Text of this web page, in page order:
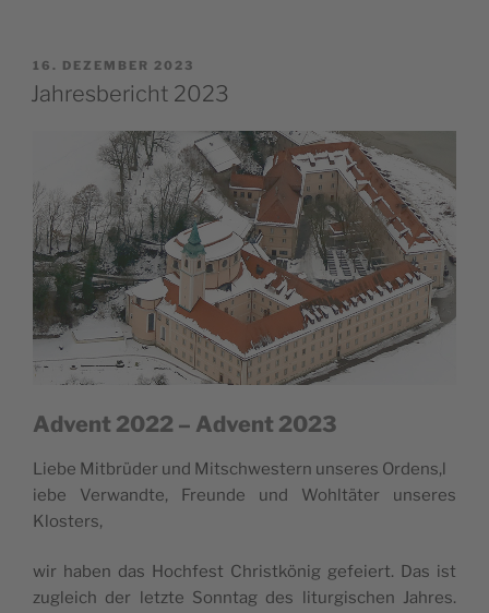
VERÖFFENTLICHT
AM
16. DEZEMBER 2023
Jahresbericht 2023
Advent 2022 – Advent 2023
Lie­be Mit­brü­der und Mit­schwes­tern unse­res Ordens,l
iebe Ver­wand­te, Freun­de und Wohl­tä­ter unse­res
Klosters,
wir haben das Hoch­fest Christ­kö­nig gefei­ert. Das ist
zugleich der letz­te Sonn­tag des lit­ur­gi­schen Jah­res.